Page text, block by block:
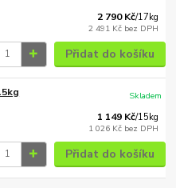
2 790 Kč/17kg
2 491 Kč bez DPH
Přidat do košíku
1 149 Kč/15kg
1 026 Kč bez DPH
Skladem
Přidat do košíku